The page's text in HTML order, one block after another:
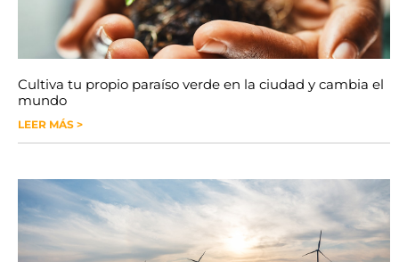
Cultiva tu propio paraíso verde en la ciudad y cambia el
mundo
LEER MÁS >